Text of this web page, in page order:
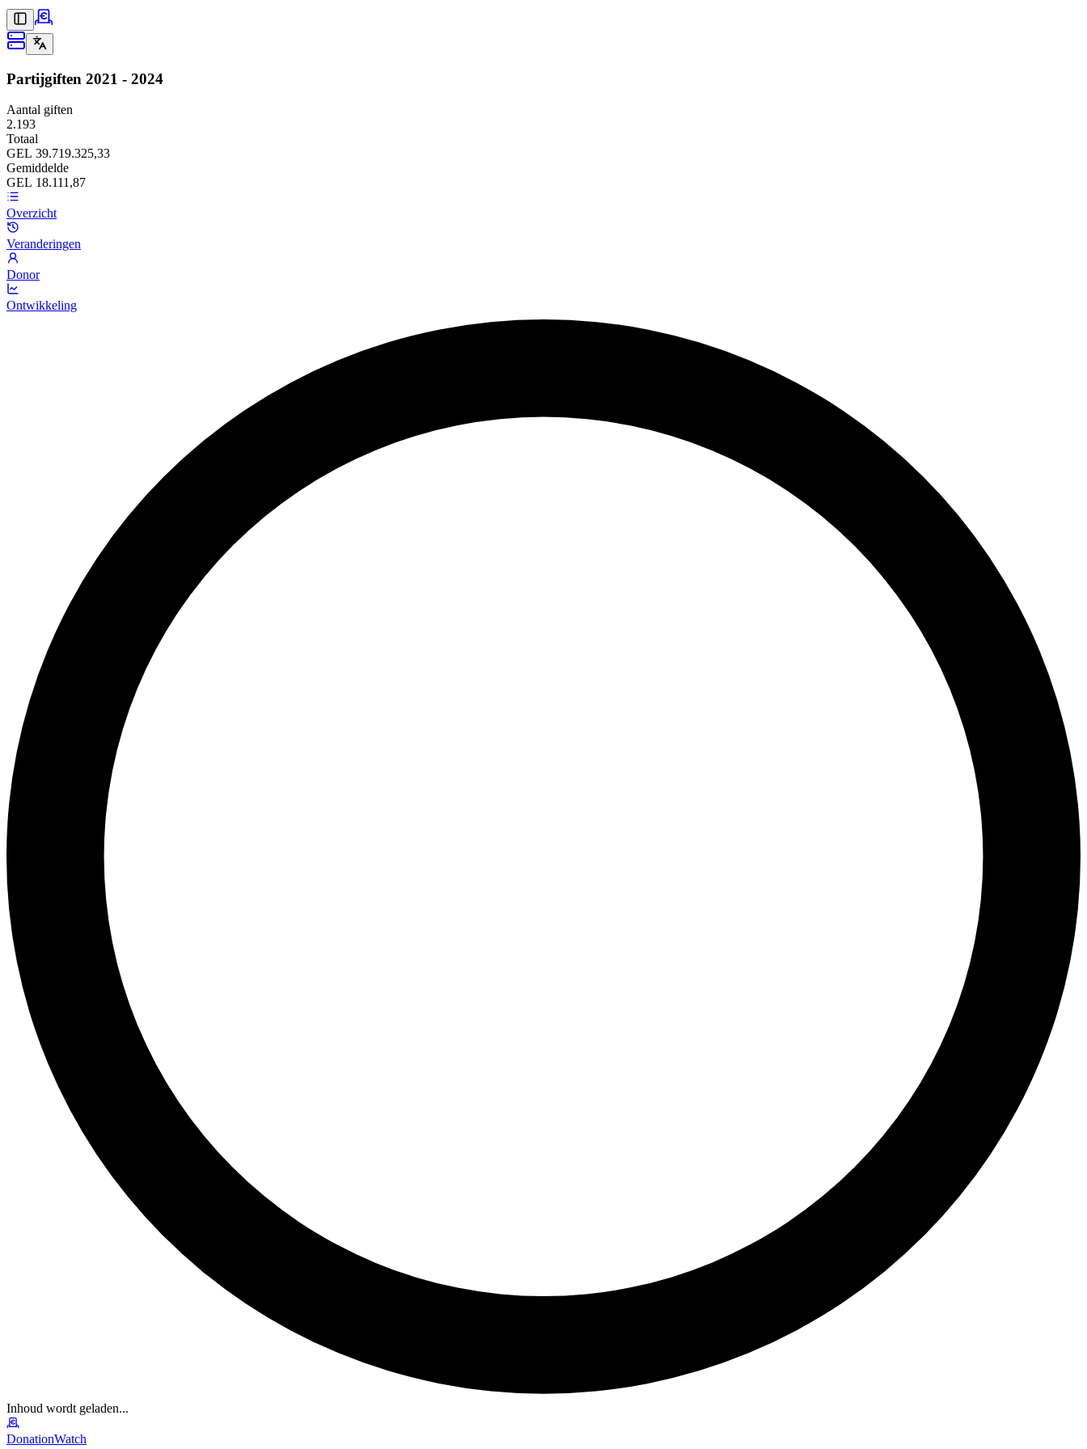
Partijgiften 2021 - 2024
Aantal giften
2.193
Totaal
GEL 39.719.325,33
Gemiddelde
GEL 18.111,87
Overzicht
Veranderingen
Donor
Ontwikkeling
Inhoud wordt geladen...
DonationWatch